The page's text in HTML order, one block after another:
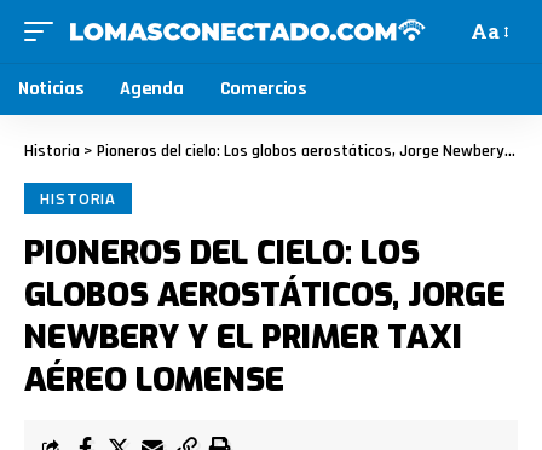
Aa
Noticias Agenda Comercios
Historia > Pioneros del cielo: Los globos aerostáticos, Jorge Newbery y el primer taxi aéreo lomense
HISTORIA
PIONEROS DEL CIELO: LOS
GLOBOS AEROSTÁTICOS, JORGE
NEWBERY Y EL PRIMER TAXI
AÉREO LOMENSE